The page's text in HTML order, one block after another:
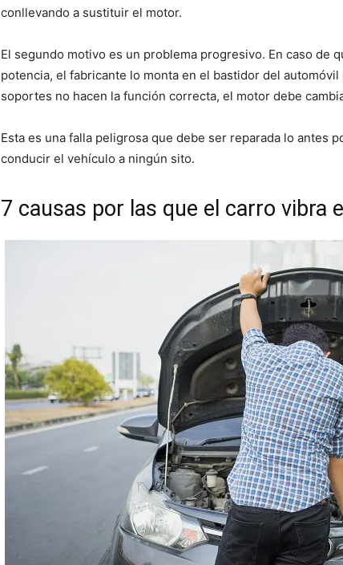
conllevando a sustituir el motor.
El segundo motivo es un problema progresivo. En caso de
potencia, el fabricante lo monta en el bastidor del
soportes no hacen la función correcta, el motor debe
Esta es una falla peligrosa que debe ser reparada lo antes
conducir el vehículo a ningún sito.
7 causas por las que el carro vibra